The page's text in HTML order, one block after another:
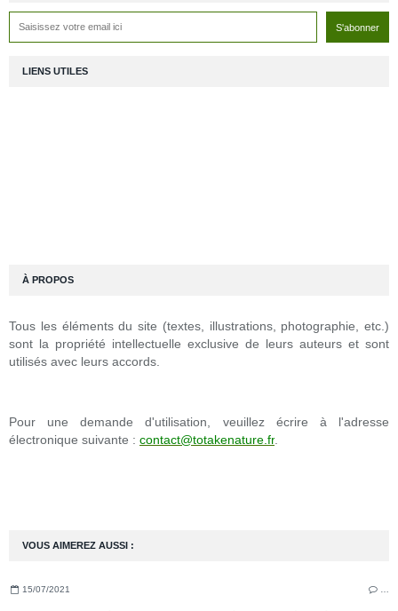
VOUS AIMEREZ AUSSI :
15/07/2021
LIENS UTILES
À PROPOS
Tous les éléments du site (textes, illustrations, photographie, etc.)
sont la propriété intellectuelle exclusive de leurs auteurs et sont
utilisés avec leurs accords.
Pour une demande d'utilisation, veuillez écrire à l'adresse
électronique suivante : contact@totakenature.fr